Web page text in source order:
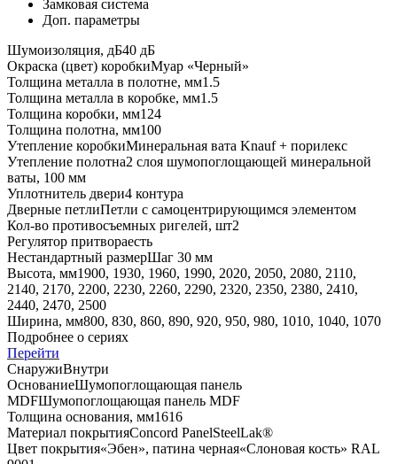
Замковая система
Доп. параметры
Шумоизоляция, дБ40 дБ
Окраска (цвет) коробкиМуар «Черный»
Толщина металла в полотне, мм1.5
Толщина металла в коробке, мм1.5
Толщина коробки, мм124
Толщина полотна, мм100
Утепление коробкиМинеральная вата Knauf + порилекс
Утепление полотна2 слоя шумопоглощающей минеральной
ваты, 100 мм
Уплотнитель двери4 контура
Дверные петлиПетли с самоцентрирующимся элементом
Кол-во противосъемных ригелей, шт2
Регулятор притвораесть
Нестандартный размерШаг 30 мм
Высота, мм1900, 1930, 1960, 1990, 2020, 2050, 2080, 2110,
2140, 2170, 2200, 2230, 2260, 2290, 2320, 2350, 2380, 2410,
2440, 2470, 2500
Ширина, мм800, 830, 860, 890, 920, 950, 980, 1010, 1040, 1070
Подробнее о сериях
Перейти
СнаружиВнутри
ОснованиеШумопоглощающая панель
MDFШумопоглощающая панель MDF
Толщина основания, мм1616
Материал покрытияConcord PanelSteelLak®
Цвет покрытия«Эбен», патина черная«Слоновая кость» RAL